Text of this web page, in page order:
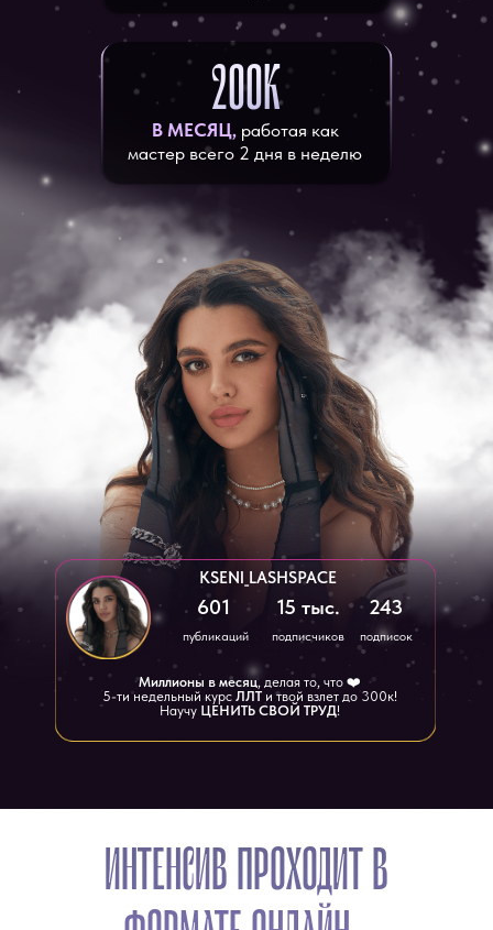
200К
В МЕСЯЦ, работая как
мастер всего 2 дня в неделю
KSENI_LASHSPACE
601
публикаций
15 тыс.
подписчиков
243
подписок
Миллионы в месяц, делая то, что ❤️
5-ти недельный курс ЛЛТ и твой взлет до 300к!
Научу ЦЕНИТЬ СВОЙ ТРУД!
ИНТЕНСИВ ПРОХОДИТ В